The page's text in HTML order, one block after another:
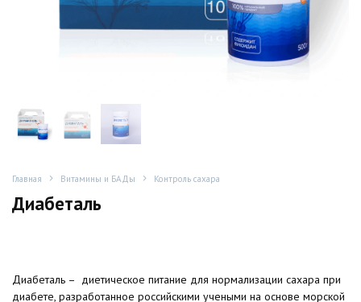
Главная Витамины и БАДы Контроль сахара
Диабеталь
Диабеталь – диетическое питание для нормализации сахара при
диабете, разработанное российскими учеными на основе морской